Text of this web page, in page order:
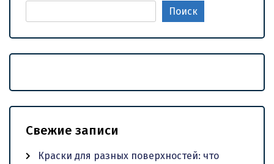
Поиск
Свежие записи
Краски для разных поверхностей: что